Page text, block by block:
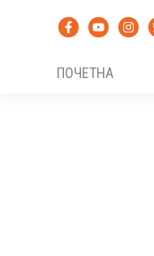
ПОЧЕТНА